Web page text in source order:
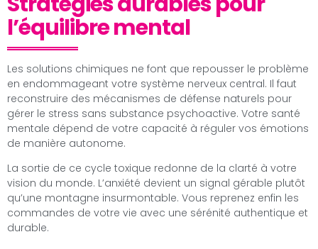
l’équilibre mental
Les solutions chimiques ne font que repousser le problème
en endommageant votre système nerveux central. Il faut
reconstruire des mécanismes de défense naturels pour
gérer le stress sans substance psychoactive. Votre santé
mentale dépend de votre capacité à réguler vos émotions
de manière autonome.
La sortie de ce cycle toxique redonne de la clarté à votre
vision du monde. L’anxiété devient un signal gérable plutôt
qu’une montagne insurmontable. Vous reprenez enfin les
commandes de votre vie avec une sérénité authentique et
durable.